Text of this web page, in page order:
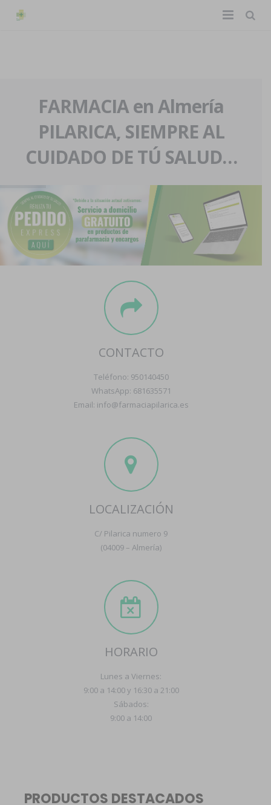
La farmacia
Nuestra historia
Nuestro equipo
Eventos
Servicios y reservas
Pedidos express
Blog
Contacto
Boletín
FARMACIA en Almería
PILARICA, SIEMPRE AL
CUIDADO DE TÚ SALUD…
CONTACTO
Teléfono: 950140450
WhatsApp: 681635571
Email: info@farmaciapilarica.es
LOCALIZACIÓN
C/ Pilarica numero 9
(04009 – Almería)
HORARIO
Lunes a Viernes:
9:00 a 14:00 y 16:30 a 21:00
Sábados:
9:00 a 14:00